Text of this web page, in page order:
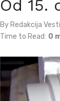
Od 15.
By Redakcija Vesti
Time to Read: 0